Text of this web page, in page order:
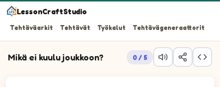
LessonCraftStudio
Tehtäväarkit Tehtävät Työkalut Tehtävägeneraattorit
Mikä ei kuulu joukkoon? 0 / 5